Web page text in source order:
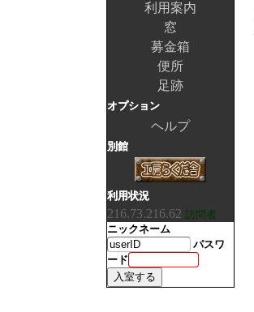
利用案内
窓
募金箱
便所
足跡
オプション
ヘルプ
別館
利用状況
216.73.216.62 訪問者
ニックネーム
パスワ
ード